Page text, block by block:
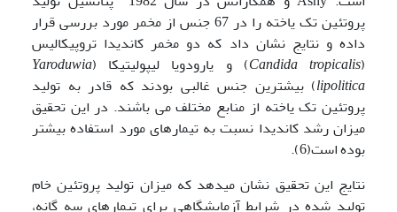
پروتئین تک یاخته را در 67 جنس از مخمر مورد بررسی قرار
داده و نتایج نشان داد که دو مخمر کاندیدا تروپیکالیس
(
Candida tropicalis) و یارودویا لیپولیتیکا (Yaroduwia
lipolitica) بیشترین جنس غالبی بودند که قادر به تولید
پروتئین تک یاخته از منابع مختلف می باشند. در این تحقیق
میزان رشد کاندیدا نسبت به تیمارهای مورد استفاده بیشتر
بوده است(6).
نتایج این تحقیق نشان میدهد که میزان تولید پروتئین خام
تولید شده در شرایط آزمایشگاهی برای تیمارهای سه گانه،